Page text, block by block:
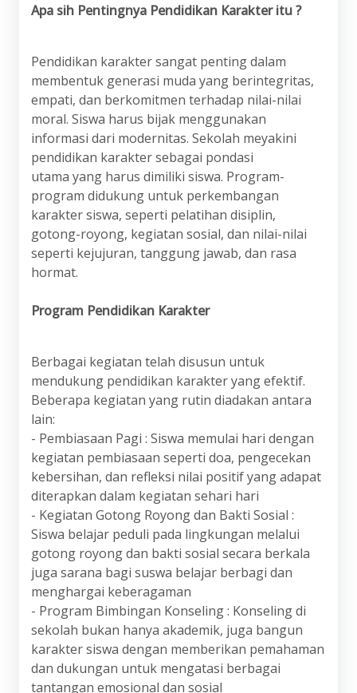
Apa sih Pentingnya Pendidikan Karakter itu ?
Pendidikan karakter sangat penting dalam
membentuk generasi muda yang berintegritas,
empati, dan berkomitmen terhadap nilai-nilai
moral. Siswa harus bijak menggunakan
informasi dari modernitas. Sekolah meyakini
pendidikan karakter sebagai pondasi
utama yang harus dimiliki siswa. Program-
program didukung untuk perkembangan
karakter siswa, seperti pelatihan disiplin,
gotong-royong, kegiatan sosial, dan nilai-nilai
seperti kejujuran, tanggung jawab, dan rasa
hormat.
Program Pendidikan Karakter
Berbagai kegiatan telah disusun untuk
mendukung pendidikan karakter yang efektif.
Beberapa kegiatan yang rutin diadakan antara
lain:
- Pembiasaan Pagi : Siswa memulai hari dengan
kegiatan pembiasaan seperti doa, pengecekan
kebersihan, dan refleksi nilai positif yang adapat
diterapkan dalam kegiatan sehari hari
- Kegiatan Gotong Royong dan Bakti Sosial :
Siswa belajar peduli pada lingkungan melalui
gotong royong dan bakti sosial secara berkala
juga sarana bagi suswa belajar berbagi dan
menghargai keberagaman
- Program Bimbingan Konseling : Konseling di
sekolah bukan hanya akademik, juga bangun
karakter siswa dengan memberikan pemahaman
dan dukungan untuk mengatasi berbagai
tantangan emosional dan sosial